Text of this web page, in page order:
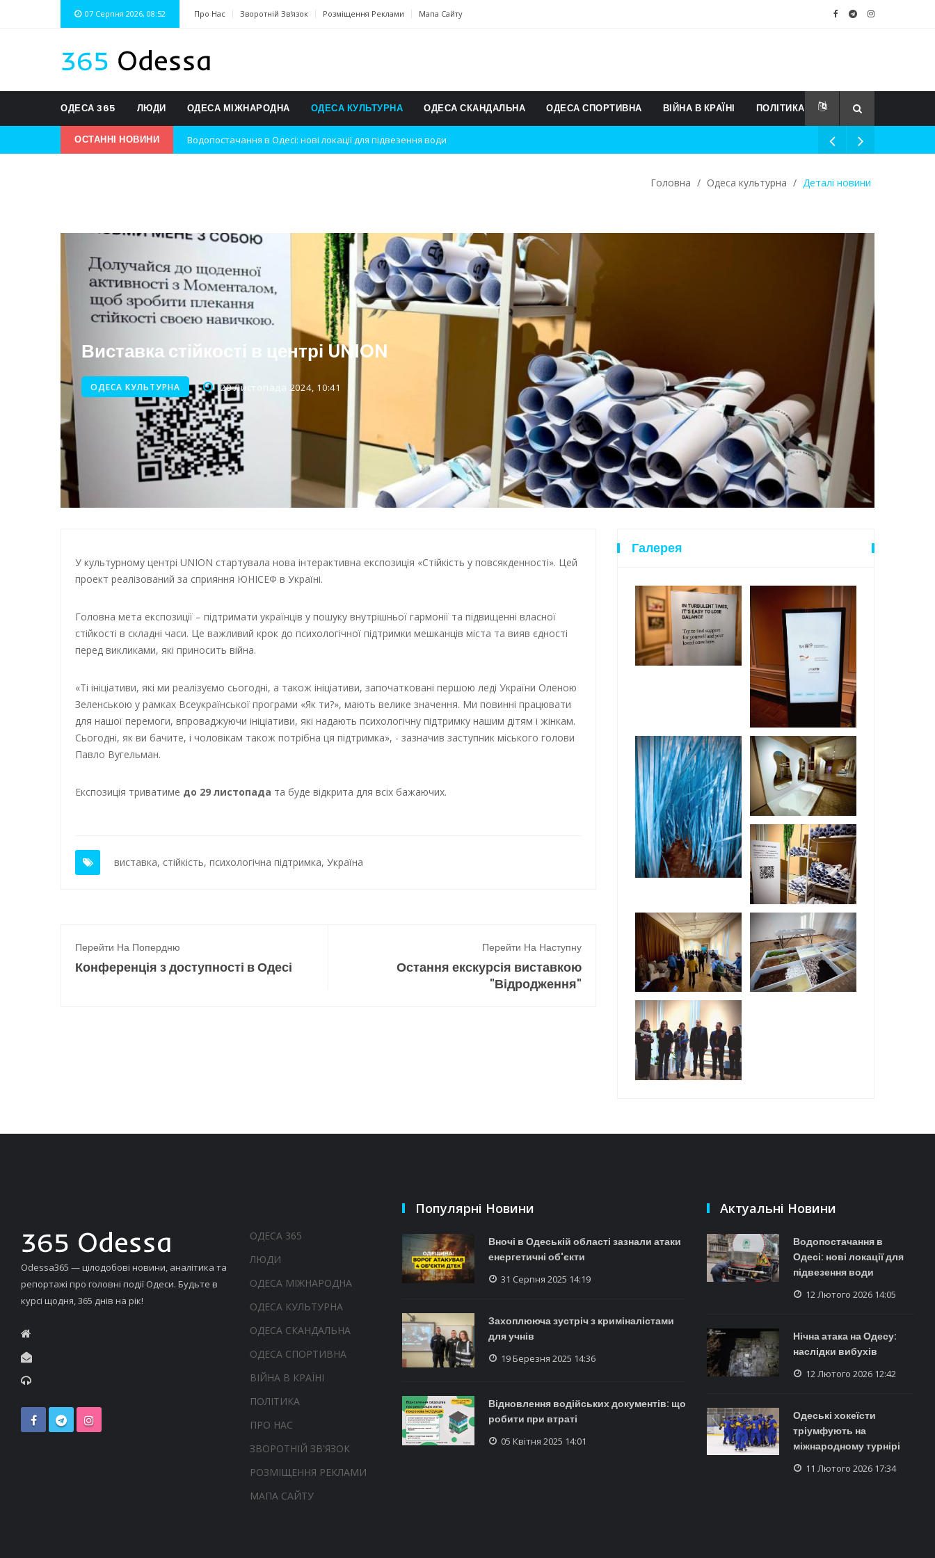
07 Серпня 2026, 08:52 Про Нас Зворотній Зв'язок Розміщення Реклами Мапа Сайту
ОДЕСА 365 ЛЮДИ ОДЕСА МІЖНАРОДНА ОДЕСА КУЛЬТУРНА ОДЕСА СКАНДАЛЬНА ОДЕСА СПОРТИВНА ВІЙНА В КРАЇНІ ПОЛІТИКА
ОСТАННІ НОВИНИ
Водопостачання в Одесі: нові локації для підвезення води
Нічна атака на Одесу: наслідки вибухів
Новини з Зимової школи інсульту в Швейцарії
Інтеграція ветеранів в українське суспільство
Нічна атака на Одесу: наслідки обстрілу
Енергетична підтримка для Одеси
Головна / Одеса культурна / Деталі новини
Виставка стійкості в центрі UNION
ОДЕСА КУЛЬТУРНА 20 Листопада 2024, 10:41
У культурному центрі UNION стартувала нова інтерактивна експозиція «Стійкість у повсякденності». Цей
проект реалізований за сприяння ЮНІСЕФ в Україні.
Головна мета експозиції – підтримати українців у пошуку внутрішньої гармонії та підвищенні власної
стійкості в складні часи. Це важливий крок до психологічної підтримки мешканців міста та вияв єдності
перед викликами, які приносить війна.
«Ті ініціативи, які ми реалізуємо сьогодні, а також ініціативи, започатковані першою леді України Оленою
Зеленською у рамках Всеукраїнської програми «Як ти?», мають велике значення. Ми повинні працювати
для нашої перемоги, впроваджуючи ініціативи, які надають психологічну підтримку нашим дітям і жінкам.
Сьогодні, як ви бачите, і чоловікам також потрібна ця підтримка», - зазначив заступник міського голови
Павло Вугельман.
Експозиція триватиме до 29 листопада та буде відкрита для всіх бажаючих.
виставка, стійкість, психологічна підтримка, Україна
Перейти На Попердню
Конференція з доступності в Одесі
Перейти На Наступну
Остання екскурсія виставкою
"Відродження"
Галерея
Odessa365 — цілодобові новини, аналітика та
репортажі про головні події Одеси. Будьте в
курсі щодня, 365 днів на рік!
ОДЕСА 365
ЛЮДИ
ОДЕСА МІЖНАРОДНА
ОДЕСА КУЛЬТУРНА
ОДЕСА СКАНДАЛЬНА
ОДЕСА СПОРТИВНА
ВІЙНА В КРАЇНІ
ПОЛІТИКА
ПРО НАС
ЗВОРОТНІЙ ЗВ'ЯЗОК
РОЗМІЩЕННЯ РЕКЛАМИ
МАПА САЙТУ
Популярні Новини
Вночі в Одеській області зазнали атаки
енергетичні об'єкти
31 Серпня 2025 14:19
Захоплююча зустріч з криміналістами
для учнів
19 Березня 2025 14:36
Відновлення водійських документів: що
робити при втраті
05 Квітня 2025 14:01
Актуальні Новини
Водопостачання в
Одесі: нові локації для
підвезення води
12 Лютого 2026 14:05
Нічна атака на Одесу:
наслідки вибухів
12 Лютого 2026 12:42
Одеські хокеїсти
тріумфують на
міжнародному турнірі
11 Лютого 2026 17:34